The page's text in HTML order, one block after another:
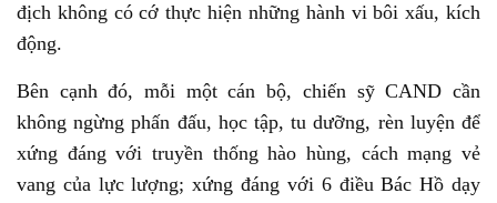
địch không có cớ thực hiện những hành vi bôi xấu, kích
động.
Bên cạnh đó, mỗi một cán bộ, chiến sỹ CAND cần
không ngừng phấn đấu, học tập, tu dưỡng, rèn luyện để
xứng đáng với truyền thống hào hùng, cách mạng vẻ
vang của lực lượng; xứng đáng với 6 điều Bác Hồ dạy